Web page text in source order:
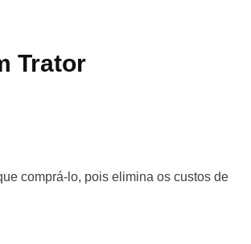
Trator
comprá-lo, pois elimina os custos de